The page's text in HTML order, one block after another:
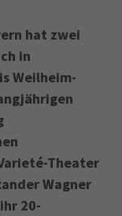
Log-in
hat zwei
in
Weilheim-
Theater
Wagner
20-